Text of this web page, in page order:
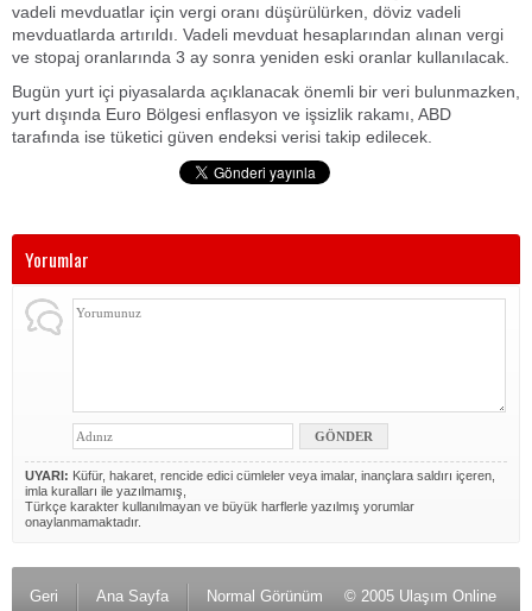
vadeli mevduatlar için vergi oranı düşürülürken, döviz vadeli
mevduatlarda artırıldı. Vadeli mevduat hesaplarından alınan vergi
ve stopaj oranlarında 3 ay sonra yeniden eski oranlar kullanılacak.
Bugün yurt içi piyasalarda açıklanacak önemli bir veri bulunmazken,
yurt dışında Euro Bölgesi enflasyon ve işsizlik rakamı, ABD
tarafında ise tüketici güven endeksi verisi takip edilecek.
Yorumlar
UYARI: Küfür, hakaret, rencide edici cümleler veya imalar, inançlara saldırı içeren,
imla kuralları ile yazılmamış,
Türkçe karakter kullanılmayan ve büyük harflerle yazılmış yorumlar
onaylanmamaktadır.
Geri Ana Sayfa Normal Görünüm © 2005 Ulaşım Online